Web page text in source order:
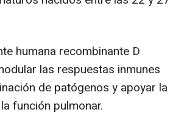
humana recombinante D
las respuestas inmunes
de patógenos y apoyar la
función pulmonar.